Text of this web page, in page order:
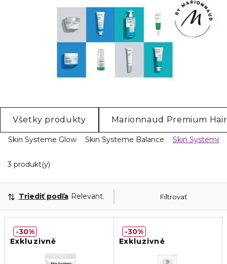
Všetky produkty Marionnaud Premium
Skin Systeme Glow Skin Systeme Balance Skin Systeme
3 produkt(y)
Filtrovať
Triediť podľa Relevantnosť
Exkluzivně
30%
Exkluzivně
30%